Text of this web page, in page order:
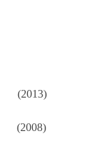
(2013)
(2008)